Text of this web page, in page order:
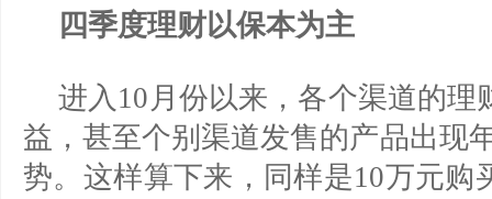
四季度理财以保本为主
进入10月份以来，各个渠道的理
益，甚至个别渠道发售的产品出现
势。这样算下来，同样是10万元购